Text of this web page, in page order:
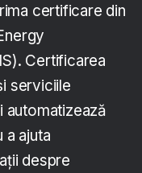
certificare din
Certificarea
serviciile
automatizează
ajuta
despre